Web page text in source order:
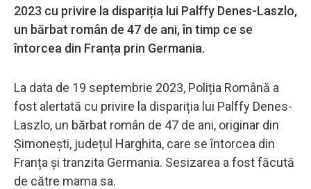
2023 cu privire la dispariția lui Palffy Denes-Laszlo,
un bărbat român de 47 de ani, în timp ce se
întorcea din Franța prin Germania.
La data de 19 septembrie 2023, Poliția Română a
fost alertată cu privire la dispariția lui Palffy Denes-
Laszlo, un bărbat român de 47 de ani, originar din
Șimonești, județul Harghita, care se întorcea din
Franța și tranzita Germania. Sesizarea a fost făcută
de către mama sa.